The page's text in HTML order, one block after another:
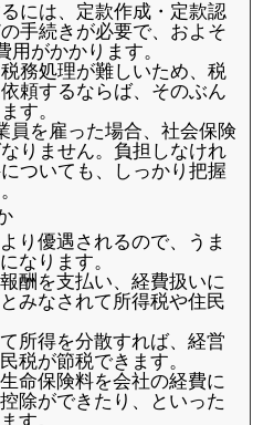
には、定款作成・定款認
手続きが必要で、およそ
用がかかります。
務処理が難しいため、税
頼するならば、そのぶん
す。
員を雇った場合、社会保険
りません。負担しなけれ
ついても、しっかり把握
り優遇されるので、うま
なります。
酬を支払い、経費扱いに
みなされて所得税や住民
所得を分散すれば、経営
税が節税できます。
命保険料を会社の経費に
除ができたり、といった